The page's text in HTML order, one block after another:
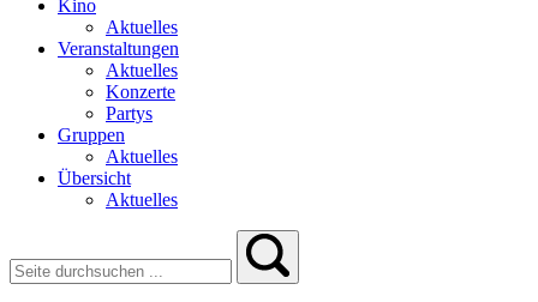
Kino
Aktuelles
Veranstaltungen
Aktuelles
Konzerte
Partys
Gruppen
Aktuelles
Übersicht
Aktuelles